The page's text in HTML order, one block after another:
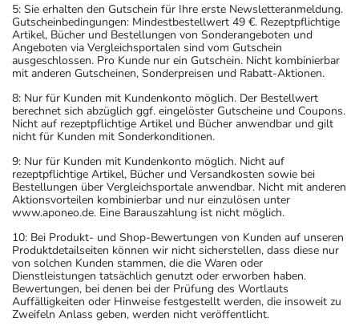
5: Sie erhalten den Gutschein für Ihre erste Newsletteranmeldung.
Gutscheinbedingungen: Mindestbestellwert 49 €. Rezeptpflichtige
Artikel, Bücher und Bestellungen von Sonderangeboten und
Angeboten via Vergleichsportalen sind vom Gutschein
ausgeschlossen. Pro Kunde nur ein Gutschein. Nicht kombinierbar
mit anderen Gutscheinen, Sonderpreisen und Rabatt-Aktionen.
8: Nur für Kunden mit Kundenkonto möglich. Der Bestellwert
berechnet sich abzüglich ggf. eingelöster Gutscheine und Coupons.
Nicht auf rezeptpflichtige Artikel und Bücher anwendbar und gilt
nicht für Kunden mit Sonderkonditionen.
9: Nur für Kunden mit Kundenkonto möglich. Nicht auf
rezeptpflichtige Artikel, Bücher und Versandkosten sowie bei
Bestellungen über Vergleichsportale anwendbar. Nicht mit anderen
Aktionsvorteilen kombinierbar und nur einzulösen unter
www.aponeo.de. Eine Barauszahlung ist nicht möglich.
10: Bei Produkt- und Shop-Bewertungen von Kunden auf unseren
Produktdetailseiten können wir nicht sicherstellen, dass diese nur
von solchen Kunden stammen, die die Waren oder
Dienstleistungen tatsächlich genutzt oder erworben haben.
Bewertungen, bei denen bei der Prüfung des Wortlauts
Auffälligkeiten oder Hinweise festgestellt werden, die insoweit zu
Zweifeln Anlass geben, werden nicht veröffentlicht.